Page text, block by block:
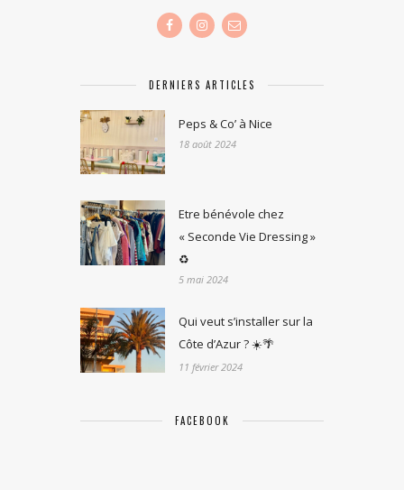
DERNIERS ARTICLES
Peps & Co’ à Nice
18 août 2024
Etre bénévole chez
« Seconde Vie Dressing »
♻️
5 mai 2024
Qui veut s’installer sur la
Côte d’Azur ? ☀️🌴
11 février 2024
FACEBOOK